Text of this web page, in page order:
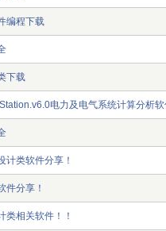
编程下载
下载
电力及电气系统计算分析
计类软件分享！
件分享！
类相关软件！！